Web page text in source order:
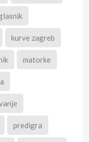
kurve zagreb
matorke
predigra